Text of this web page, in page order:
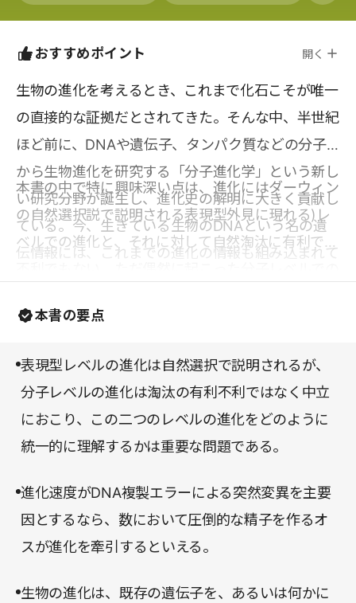
おすすめポイント 開く
生物の進化を考えるとき、これまで化石こそが唯一
の直接的な証拠だとされてきた。そんな中、半世紀
ほど前に、DNAや遺伝子、タンパク質などの分子
から生物進化を研究する「分子進化学」という新し
い研究分野が誕生し、進化史の解明に大きく貢献し
ている。今、生きている生物のDNAという名の遺
伝情報には、これまでの進化の情報も組み込まれて
いる。分子から得られる客観的なデータは、それま
でなかった新しい学説を生み、疑われることなく信
本書の中で特に興味深い点は、進化にはダーウィン
の自然選択説で説明される表現型外見に現れる)レ
ベルでの進化と、それに対して自然淘汰に有利でも
の考え方の間を突いている点である。この二つのレ
対して、さまざまな例を紹介しつつ、著者らが主張
する「ソフトモデル」の理論が展開される。生物は
の結果、生存と生殖にわずかでも有利であれば自然
選択によってそれを採用するという場当たり的で、
その場しのぎの戦略をとっているというのだ。ある
意味で、生物らしく合点する説であり、それを可能
非、最新の進化論に触れていただきたい。
本書の要点
表現型レベルの進化は自然選択で説明されるが、
分子レベルの進化は淘汰の有利不利ではなく中立
におこり、この二つのレベルの進化をどのように
統一的に理解するかは重要な問題である。
進化速度がDNA複製エラーによる突然変異を主要
因とするなら、数において圧倒的な精子を作るオ
スが進化を牽引するといえる。
生物の進化は、既存の遺伝子を、あるいは何かに